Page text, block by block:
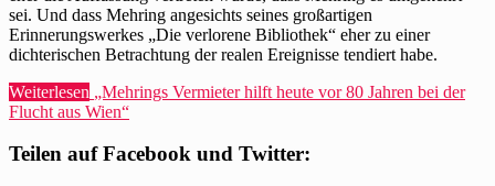
sei. Und dass Mehring angesichts seines großartigen
Erinnerungswerkes „Die verlorene Bibliothek“ eher zu einer
dichterischen Betrachtung der realen Ereignisse tendiert habe.
Weiterlesen „Mehrings Vermieter hilft heute vor 80 Jahren bei der
Flucht aus Wien“
Teilen auf Facebook und Twitter: